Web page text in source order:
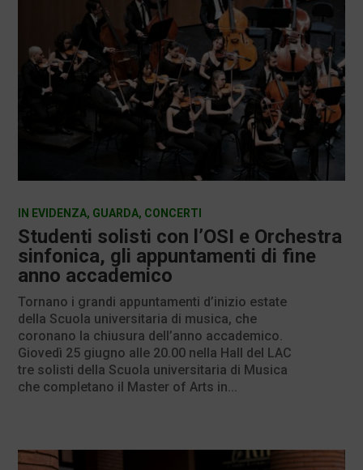
Studenti solisti con l’OSI e Orchestra
sinfonica, gli appuntamenti di fine
anno accademico
IN EVIDENZA, GUARDA, CONCERTI
Tornano i grandi appuntamenti d’inizio estate
della Scuola universitaria di musica, che
coronano la chiusura dell’anno accademico.
Giovedì 25 giugno alle 20.00 nella Hall del LAC
tre solisti della Scuola universitaria di Musica
che completano il Master of Arts in...